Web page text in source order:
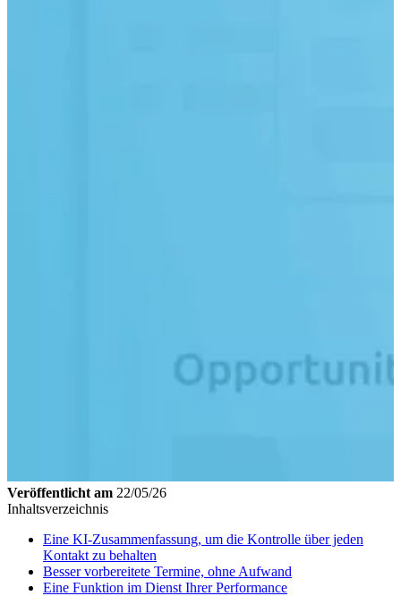
Veröffentlicht am 22/05/26
Inhaltsverzeichnis
Eine KI-Zusammenfassung, um die Kontrolle über jeden
Kontakt zu behalten
Besser vorbereitete Termine, ohne Aufwand
Eine Funktion im Dienst Ihrer Performance